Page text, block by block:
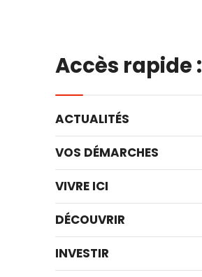
Accès rapide :
ACTUALITÉS
VOS DÉMARCHES
VIVRE ICI
DÉCOUVRIR
INVESTIR